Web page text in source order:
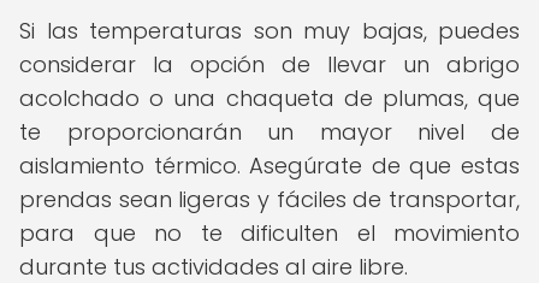
Si las temperaturas son muy bajas, puedes
considerar la opción de llevar un abrigo
acolchado o una chaqueta de plumas, que
te proporcionarán un mayor nivel de
aislamiento térmico. Asegúrate de que estas
prendas sean ligeras y fáciles de transportar,
para que no te dificulten el movimiento
durante tus actividades al aire libre.